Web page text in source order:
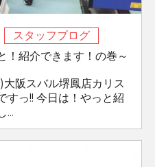
スタッフブログ
！紹介できます！の巻～
阪スバル堺鳳店カリス
すっ!! 今日は！やっと紹
...